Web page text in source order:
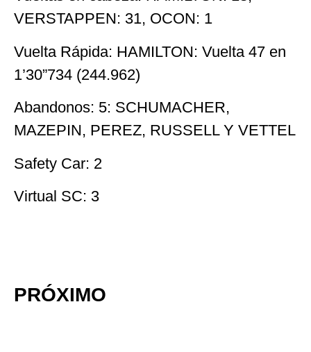
VERSTAPPEN: 31, OCON: 1
Vuelta Rápida: HAMILTON: Vuelta 47 en
1’30”734 (244.962)
Abandonos: 5: SCHUMACHER,
MAZEPIN, PEREZ, RUSSELL Y VETTEL
Safety Car: 2
Virtual SC: 3
PRÓXIMO